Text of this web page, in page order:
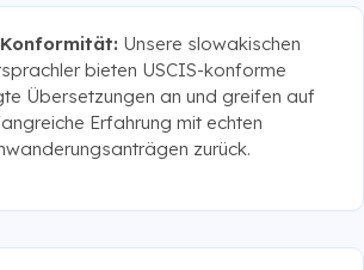
Unsere slowakischen
bieten USCIS-konforme
Übersetzungen an und greifen auf
Erfahrung mit echten
zurück.